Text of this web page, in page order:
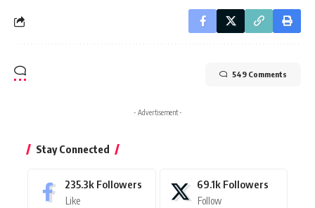
549 Comments
- Advertisement -
Stay Connected
235.3k Followers
Like
69.1k Followers
Follow